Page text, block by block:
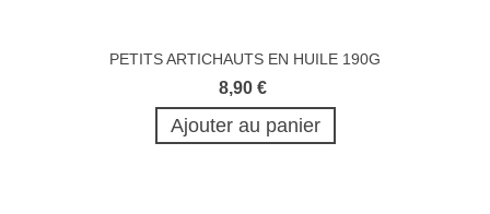
PETITS ARTICHAUTS EN HUILE 190G
8,90 €
Ajouter au panier